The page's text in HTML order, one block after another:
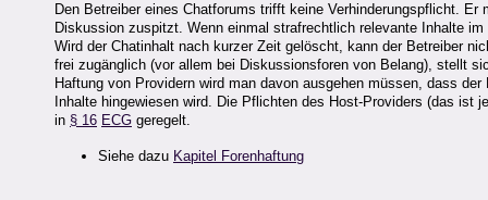
Den Betreiber eines Chatforums trifft keine Verhinderungspflicht.
Diskussion zuspitzt. Wenn einmal strafrechtlich relevante Inhalte
Wird der Chatinhalt nach kurzer Zeit gelöscht, kann der Betreiber
frei zugänglich (vor allem bei Diskussionsforen von Belang), stellt
Haftung von Providern wird man davon ausgehen müssen, dass
Inhalte hingewiesen wird. Die Pflichten des Host-Providers (das ist
in § 16 ECG geregelt.
Siehe dazu Kapitel Forenhaftung